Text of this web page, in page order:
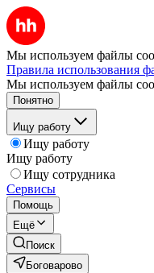
Мы используем файлы
Правила использования
Мы используем файлы
Понятно
Ищу работу
Ищу работу
Ищу работу
Ищу сотрудника
Сервисы
Помощь
Ещё
Поиск
Боговарово